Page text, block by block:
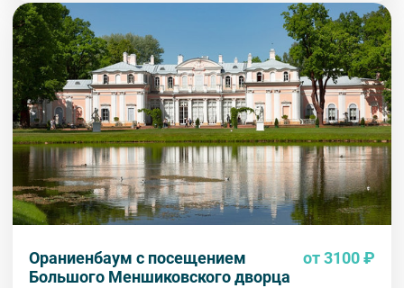
Ораниенбаум с посещением
Большого Меншиковского дворца
от 3100 ₽